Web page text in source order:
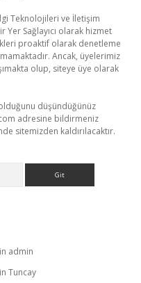
Teknolojileri ve İletişim
Yer Sağlayıcı olarak hizmet
proaktif olarak denetleme
Ancak, üyelerimiz
olup, siteye üye olarak
düşündüğünüz
adresine bildirmeniz
sitemizden kaldırılacaktır.
admin
Tuncay